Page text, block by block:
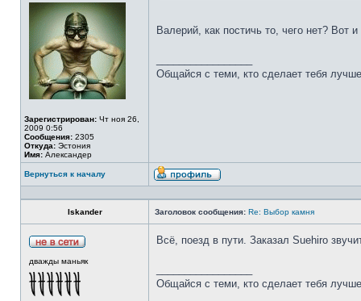
Зарегистрирован: Чт ноя 26,
2009 0:56
Сообщения: 2305
Откуда: Эстония
Имя: Александер
Валерий, как постичь то, чего нет? Вот
Общайся с теми, кто сделает тебя
Вернуться к началу
Iskander Заголовок сообщения: Re: Выбор камня
дважды маньяк
Всё, поезд в пути. Заказал Suehiro
Общайся с теми, кто сделает тебя